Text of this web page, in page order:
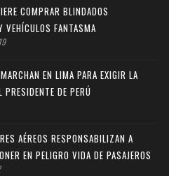
COMPRAR BLINDADOS
VEHÍCULOS FANTASMA
EN LIMA PARA EXIGIR LA
PRESIDENTE DE PERÚ
AÉREOS RESPONSABILIZAN A
EN PELIGRO VIDA DE PASAJEROS